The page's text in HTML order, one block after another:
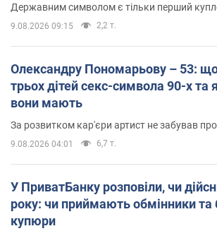
Державним символом є тільки перший
9.08.2026 09:15 2,2 т.
Олександру Пономарьову – 53:
трьох дітей секс-символа 90-х та
вони мають
За розвитком кар'єри артист не забував
9.08.2026 04:01 6,7 т.
У ПриватБанку розповіли, чи
року: чи приймають обмінники та
купюри